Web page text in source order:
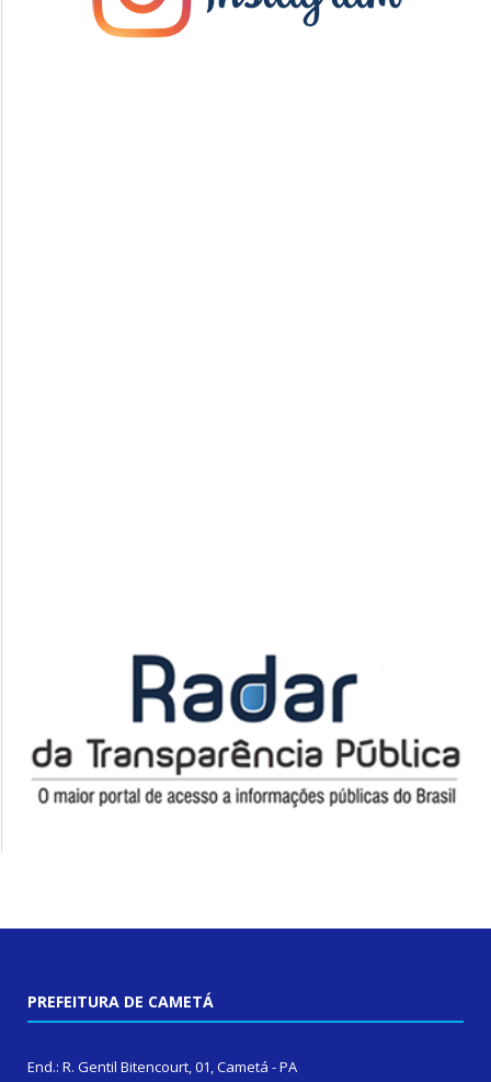
PREFEITURA DE CAMETÁ
End.: R. Gentil Bitencourt, 01, Cametá - PA